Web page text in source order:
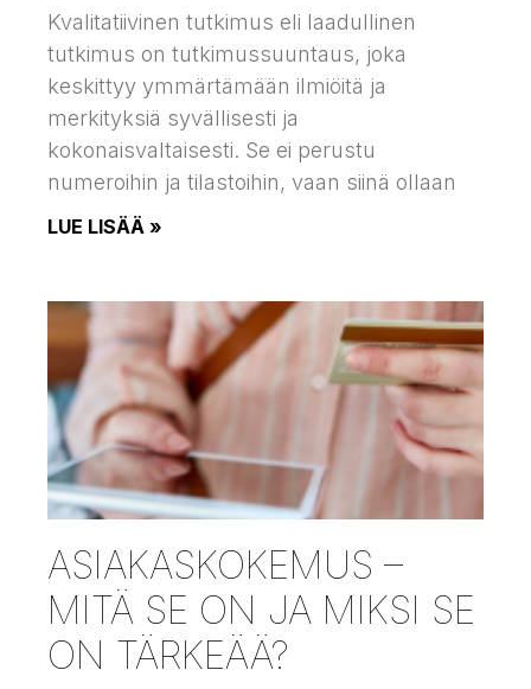
Kvalitatiivinen tutkimus eli laadullinen
tutkimus on tutkimussuuntaus, joka
keskittyy ymmärtämään ilmiöitä ja
merkityksiä syvällisesti ja
kokonaisvaltaisesti. Se ei perustu
numeroihin ja tilastoihin, vaan siinä ollaan
LUE LISÄÄ »
ASIAKASKOKEMUS –
MITÄ SE ON JA MIKSI SE
ON TÄRKEÄÄ?